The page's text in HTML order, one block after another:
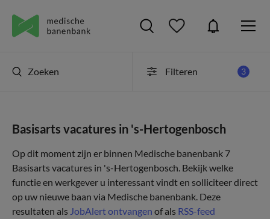
Zoeken Filteren 3
Basisarts vacatures in 's-Hertogenbosch
Op dit moment zijn er binnen Medische banenbank 7
Basisarts vacatures in 's-Hertogenbosch. Bekijk welke
functie en werkgever u interessant vindt en solliciteer direct
op uw nieuwe baan via Medische banenbank. Deze
resultaten als JobAlert ontvangen of als RSS-feed